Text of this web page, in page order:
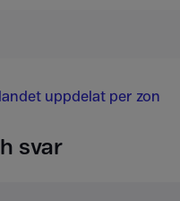
uppdelat per zon
svar